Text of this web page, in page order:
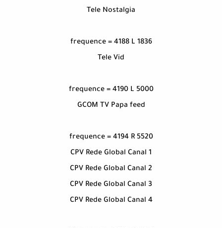
Tele Nostalgia
frequence = 4188 L 1836
Tele Vid
frequence = 4190 L 5000
GCOM TV Papa feed
frequence = 4194 R 5520
CPV Rede Global Canal 1
CPV Rede Global Canal 2
CPV Rede Global Canal 3
CPV Rede Global Canal 4